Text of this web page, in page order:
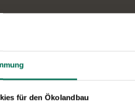
für den Ökolandbau